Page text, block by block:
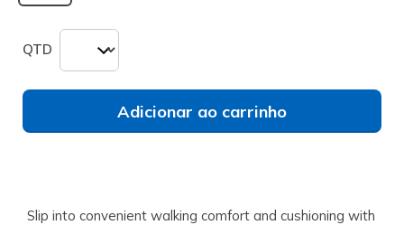
QTD
Adicionar ao carrinho
Slip into convenient walking comfort and cushioning with